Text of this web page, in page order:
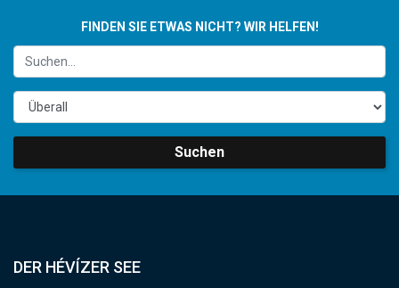
FINDEN SIE ETWAS NICHT? WIR HELFEN!
Suchen
DER HÉVÍZER SEE